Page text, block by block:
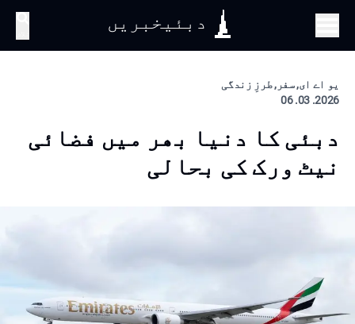
دبئیخبریں
یو اے ای, سفر, طرزِ زندگی
2026. 03. 06
دبئی کا دنیا بھر میں فضائی
نیٹ ورک کی بحالی